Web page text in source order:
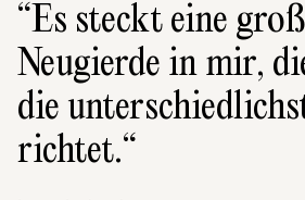
Es steckt eine
Neugierde in mir,
die
rich­tet.